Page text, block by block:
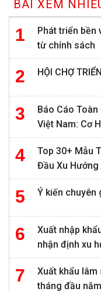
BÀI XEM
Phát triển bền
từ chính sách
HỘI CHỢ
Báo Cáo Toàn
Việt Nam: Cơ
Top 30+ Mẫu
Đầu Xu Hướng
Ý kiến chuyên
Xuất nhập
nhận định xu
Xuất khẩu
tháng đầu năm